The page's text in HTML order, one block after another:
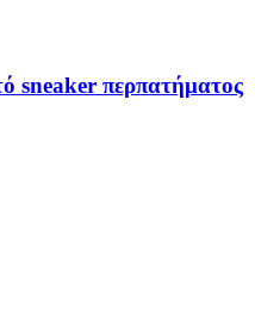
sneaker περπατήματος